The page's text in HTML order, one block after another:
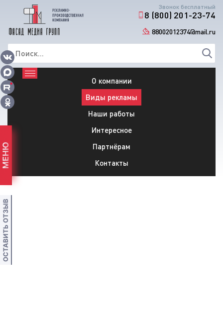
Звонок бесплатный
8 (800) 201-23-74
88002012374@mail.ru
О компании
Виды рекламы
Наши работы
Интересное
Партнёрам
Контакты
МЕНЮ
ОСТАВИТЬ ОТЗЫВ